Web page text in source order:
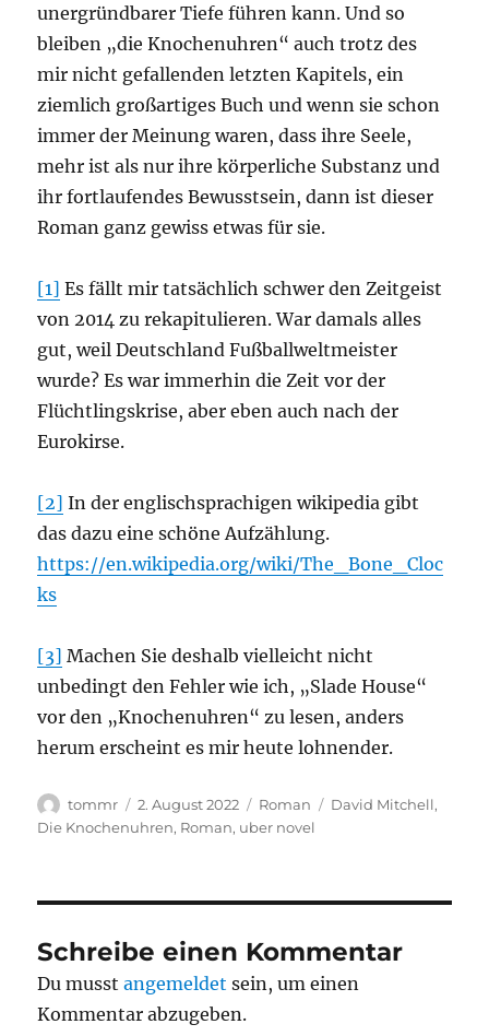
unergründbarer Tiefe führen kann. Und so
bleiben „die Knochenuhren“ auch trotz des
mir nicht gefallenden letzten Kapitels, ein
ziemlich großartiges Buch und wenn sie schon
immer der Meinung waren, dass ihre Seele,
mehr ist als nur ihre körperliche Substanz und
ihr fortlaufendes Bewusstsein, dann ist dieser
Roman ganz gewiss etwas für sie.
[1] Es fällt mir tatsächlich schwer den Zeitgeist
von 2014 zu rekapitulieren. War damals alles
gut, weil Deutschland Fußballweltmeister
wurde? Es war immerhin die Zeit vor der
Flüchtlingskrise, aber eben auch nach der
Eurokirse.
[2] In der englischsprachigen wikipedia gibt
das dazu eine schöne Aufzählung.
https://en.wikipedia.org/wiki/The_Bone_Cloc
ks
[3] Machen Sie deshalb vielleicht nicht
unbedingt den Fehler wie ich, „Slade House“
vor den „Knochenuhren“ zu lesen, anders
herum erscheint es mir heute lohnender.
Autor
tommr
Veröffentlicht
am
2. August 2022 Kategorien
Roman Schlagwörter
David Mitchell,
Die Knochenuhren, Roman, uber novel
Schreibe einen Kommentar
Du musstangemeldet sein, um einen
Kommentar abzugeben.